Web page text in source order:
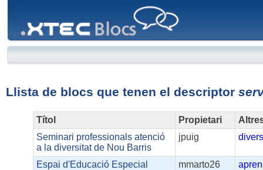
Llista de blocs que tenen el descriptor
Títol Propietari
Seminari professionals atenció
a la diversitat de Nou Barris
jpuig
Espai d'Educació Especial mmarto26